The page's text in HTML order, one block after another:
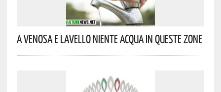
A Venosa E Lavello Niente Acqua In Queste Zone